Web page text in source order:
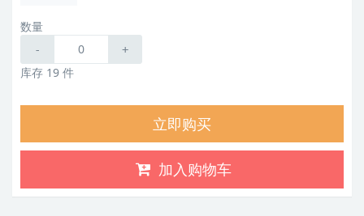
数量
- +
库存 19 件
立即购买
加入购物车